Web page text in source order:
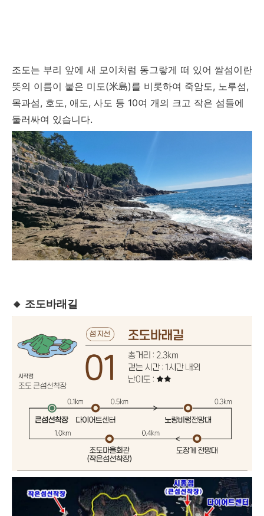
조도는 부리 앞에 새 모이처럼 동그랗게 떠 있어 쌀섬이란
뜻의 이름이 붙은 미도(米島)를 비롯하여 죽암도, 노루섬,
목과섬, 호도, 애도, 사도 등 10여 개의 크고 작은 섬들에
둘러싸여 있습니다.
🔸 조도바래길